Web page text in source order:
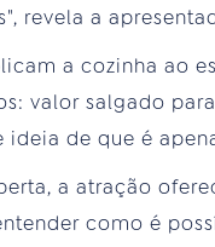
revela a
a cozinha ao
valor salgado
de que é
a atração
como é